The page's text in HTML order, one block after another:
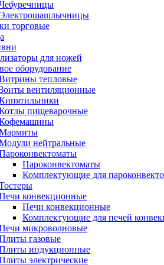
торговые
для ножей
оборудование
тепловые
вентиляционные
пищеварочные
нейтральные
Пароконвектоматы
Комплектующие для
конвекционные
Печи конвекционные
Комплектующие для печей
микроволновые
газовые
индукционные
электрические